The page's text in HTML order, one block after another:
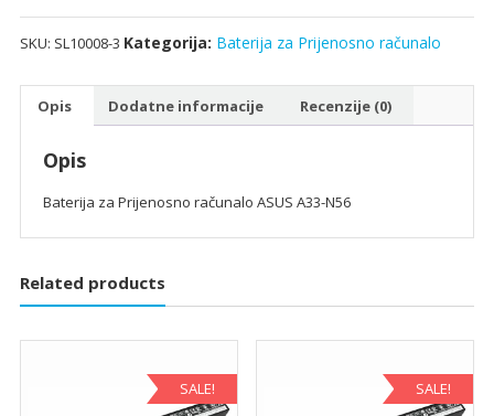
SKU: SL10008-3 Kategorija: Baterija za Prijenosno računalo
Opis Dodatne informacije Recenzije (0)
Opis
Baterija za Prijenosno računalo ASUS A33-N56
Related products
SALE! SALE!